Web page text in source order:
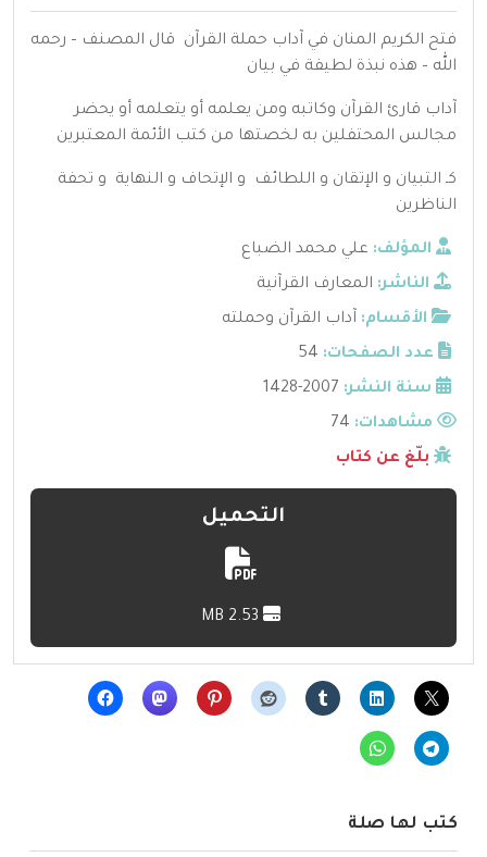
فتح الكريم المنان في آداب حملة القرآن قال المصنف – رحمه
الله – هذه نبذة لطيفة في بيان
آداب قارئ القرآن وكاتبه ومن يعلمه أو يتعلمه أو يحضر
مجالس المحتفلين به لخصتها من كتب الأئمة المعتبرين
كـ التبيان و الإتقان و اللطائف و الإتحاف و النهاية و تحفة
الناظرين
المؤلف: علي محمد الضباع
الناشر: المعارف القرآنية
الأقسام: آداب القرآن وحملته
عدد الصفحات: 54
سنة النشر: 2007-1428
مشاهدات:
بلّغ عن كتاب
التحميل
كتب لها صلة